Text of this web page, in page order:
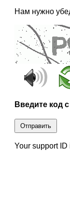
Нам нужно
Введите код
Отправить
Your support